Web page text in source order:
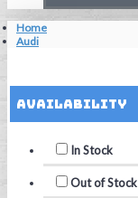
Home
Audi
Availability
In Stock
Out of Stock